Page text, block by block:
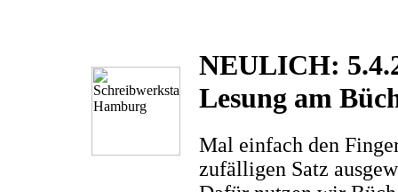
NEULICH:
Lesung am
Mal einfach den
zufälligen Satz